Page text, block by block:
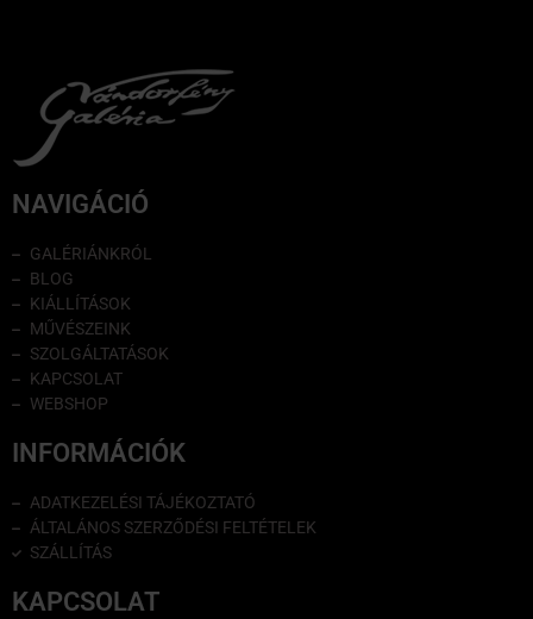
NAVIGÁCIÓ
GALÉRIÁNKRÓL
BLOG
KIÁLLÍTÁSOK
MŰVÉSZEINK
SZOLGÁLTATÁSOK
KAPCSOLAT
WEBSHOP
INFORMÁCIÓK
ADATKEZELÉSI TÁJÉKOZTATÓ
ÁLTALÁNOS SZERZŐDÉSI FELTÉTELEK
SZÁLLÍTÁS
KAPCSOLAT